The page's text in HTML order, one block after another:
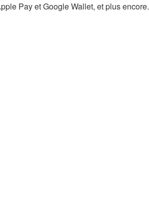
Pay et Google Wallet, et plus encore.